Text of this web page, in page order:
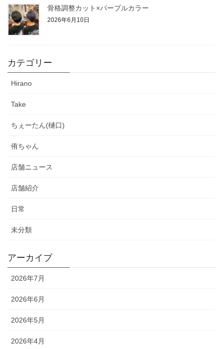
骨格調整カット×パープルカラー
2026年6月10日
カテゴリー
Hirano
Take
ちぇーたん(樋口)
侑ちゃん
店舗ニュース
店舗紹介
日常
未分類
アーカイブ
2026年7月
2026年6月
2026年5月
2026年4月